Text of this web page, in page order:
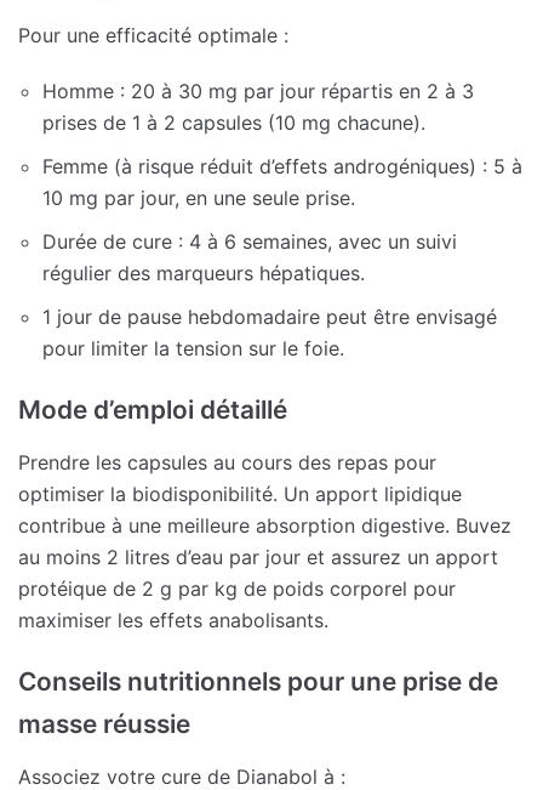
Pour une efficacité optimale :
Homme : 20 à 30 mg par jour répartis en 2 à 3
prises de 1 à 2 capsules (10 mg chacune).
Femme (à risque réduit d’effets androgéniques) : 5 à
10 mg par jour, en une seule prise.
Durée de cure : 4 à 6 semaines, avec un suivi
régulier des marqueurs hépatiques.
1 jour de pause hebdomadaire peut être envisagé
pour limiter la tension sur le foie.
Mode d’emploi détaillé
Prendre les capsules au cours des repas pour
optimiser la biodisponibilité. Un apport lipidique
contribue à une meilleure absorption digestive. Buvez
au moins 2 litres d’eau par jour et assurez un apport
protéique de 2 g par kg de poids corporel pour
maximiser les effets anabolisants.
Conseils nutritionnels pour une prise de
masse réussie
Associez votre cure de Dianabol à :